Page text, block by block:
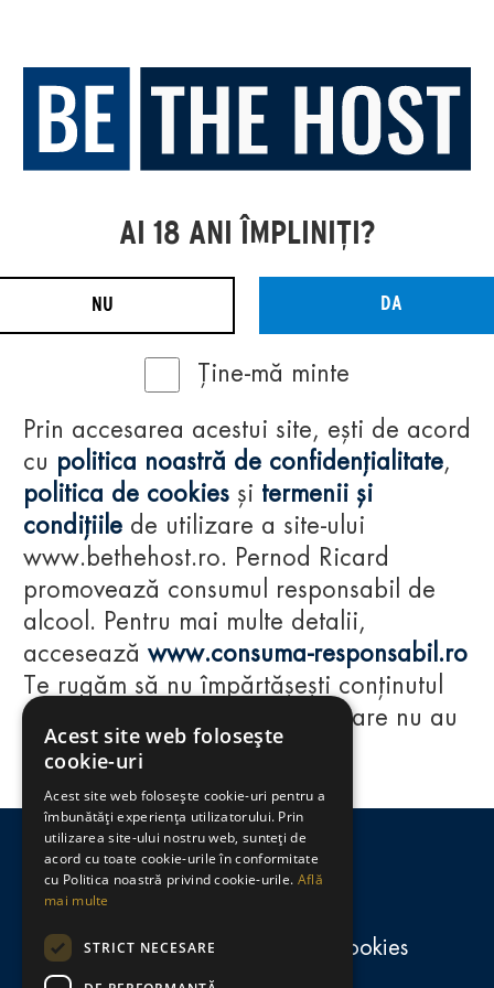
Regulamente
consumă-responsabil.ro
Politica de confidențialitate și cookies
AI 18 ANI ÎMPLINIȚI?
NU DA
Ține-mă minte
Prin accesarea acestui site, ești de acord
cu politica noastră de confidențialitate,
politica de cookies și termenii și
condițiile de utilizare a site-ului
www.bethehost.ro. Pernod Ricard
promovează consumul responsabil de
alcool. Pentru mai multe detalii,
accesează www.consuma-responsabil.ro
Te rugăm să nu împărtășești conținutul
acestui website cu persoane care nu au
împlinit vârsta de 18 ani.
Acest site web folosește
cookie-uri
Acest site web folosește cookie-uri pentru a
îmbunătăți experiența utilizatorului. Prin
utilizarea site-ului nostru web, sunteți de
acord cu toate cookie-urile în conformitate
cu Politica noastră privind cookie-urile. Află
mai multe
STRICT NECESARE